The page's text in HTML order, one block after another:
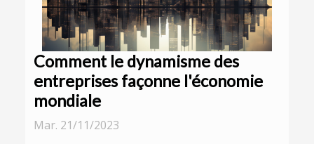
Comment le dynamisme des
entreprises façonne l'économie
mondiale
Mar. 21/11/2023